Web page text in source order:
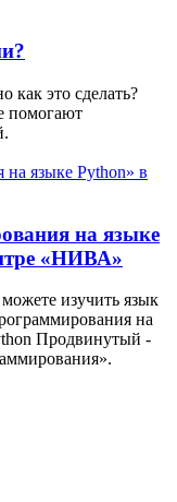
как это сделать?
помогают
на языке
«НИВА»
изучить язык
на
Продвинутый -